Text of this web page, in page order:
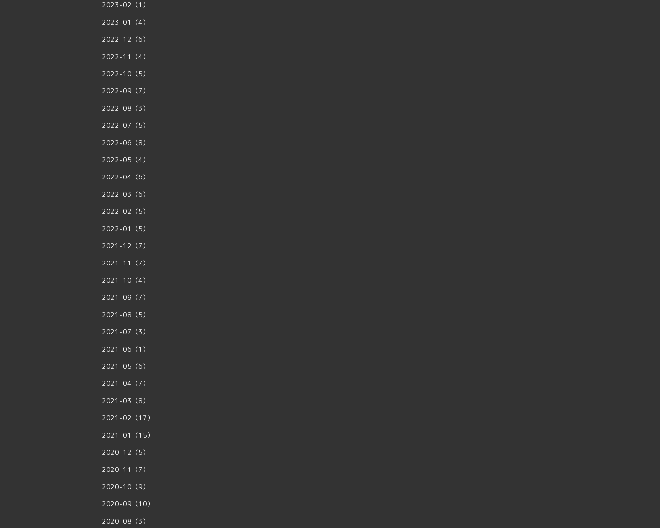
2023-02（1）
2023-01（4）
2022-12（6）
2022-11（4）
2022-10（5）
2022-09（7）
2022-08（3）
2022-07（5）
2022-06（8）
2022-05（4）
2022-04（6）
2022-03（6）
2022-02（5）
2022-01（5）
2021-12（7）
2021-11（7）
2021-10（4）
2021-09（7）
2021-08（5）
2021-07（3）
2021-06（1）
2021-05（6）
2021-04（7）
2021-03（8）
2021-02（17）
2021-01（15）
2020-12（5）
2020-11（7）
2020-10（9）
2020-09（10）
2020-08（3）